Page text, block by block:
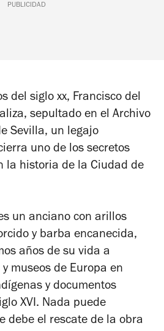
PUBLICIDAD
del siglo xx, Francisco del
sepultado en el Archivo
Sevilla, un legajo
uno de los secretos
la historia de la Ciudad de
un anciano con arillos
y barba encanecida,
años de su vida a
museos de Europa en
y documentos
XVI. Nada puede
debe el rescate de la obra